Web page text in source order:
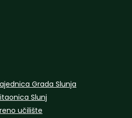
Grada Slunja
Slunj
učilište